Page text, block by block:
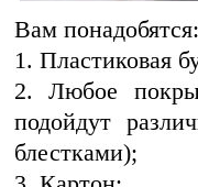
Вам понадобятся:
1. Пластиковая
2. Любое
подойдут
блестками);